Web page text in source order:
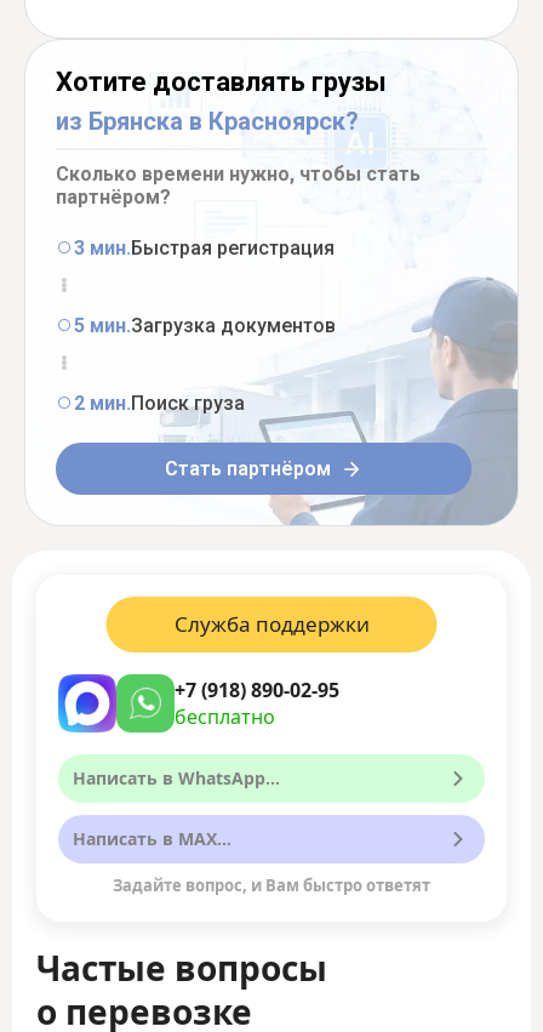
Хотите доставлять грузы
из Брянска в Красноярск?
Сколько времени нужно, чтобы стать
партнёром?
3 мин.Быстрая регистрация
5 мин.Загрузка документов
2 мин.Поиск груза
Стать партнёром
Частые вопросы
о перевозке
Служба поддержки
+7 (918) 890-02-95
бесплатно
Написать в WhatsApp...
Написать в MAX...
Задайте вопрос, и Вам быстро ответят